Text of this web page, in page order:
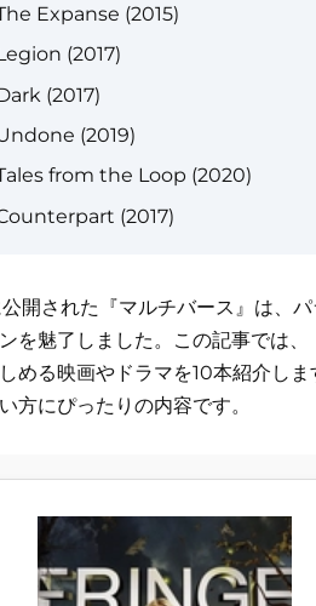
Expanse (2015)
(2017)
(2017)
(2019)
from the Loop (2020)
(2017)
開された『マルチバース』は、
を魅了しました。この記事では
める映画やドラマを10本紹介し
方にぴったりの内容です。